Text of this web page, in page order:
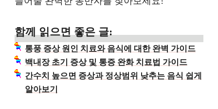
함께 읽으면 좋은 글:
통풍 증상 원인 치료와 음식에 대한 완벽 가이드
백내장 초기 증상 및 통증 완화 치료법 가이드
간수치 높으면 증상과 정상범위 낮추는 음식 쉽게
알아보기